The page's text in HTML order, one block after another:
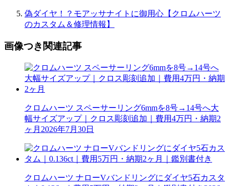
偽ダイヤ！？モアッサナイトに御用心【クロムハーツ
のカスタム＆修理情報】
画像つき関連記事
クロムハーツ スペーサーリング6mmを8号→14号へ大
幅サイズアップ｜クロス彫刻追加｜費用4万円・納期2
ヶ月 2026年7月30日
クロムハーツ ナローVバンドリングにダイヤ5石カスタ